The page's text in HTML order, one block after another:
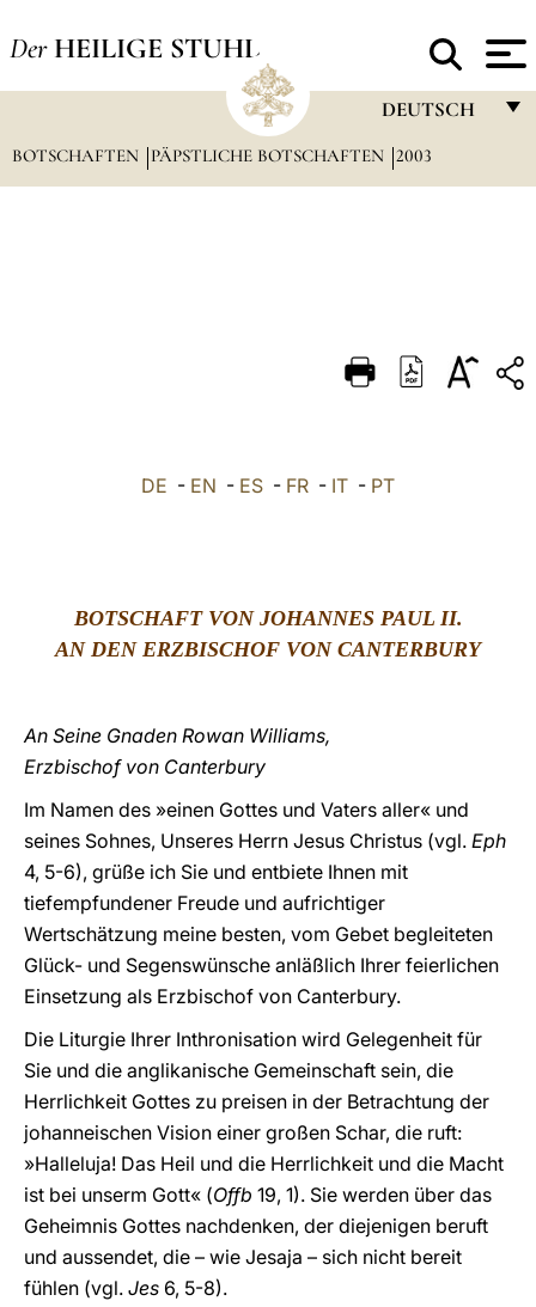
Der HEILIGE STUHL
DEUTSCH
FRANÇAIS
DEUTSCH
العربيّة
BOTSCHAFTEN PÄPSTLICHE BOTSCHAFTEN 2003
DE - EN - ES - FR - IT - PT
BOTSCHAFT VON JOHANNES PAUL II.
AN DEN ERZBISCHOF VON CANTERBURY
An Seine Gnaden Rowan Williams,
Erzbischof von Canterbury
Im Namen des »einen Gottes und Vaters aller« und
seines Sohnes, Unseres Herrn Jesus Christus (vgl. Eph
4, 5-6), grüße ich Sie und entbiete Ihnen mit
tiefempfundener Freude und aufrichtiger
Wertschätzung meine besten, vom Gebet begleiteten
Glück- und Segenswünsche anläßlich Ihrer feierlichen
Einsetzung als Erzbischof von Canterbury.
Die Liturgie Ihrer Inthronisation wird Gelegenheit für
Sie und die anglikanische Gemeinschaft sein, die
Herrlichkeit Gottes zu preisen in der Betrachtung der
johanneischen Vision einer großen Schar, die ruft:
»Halleluja! Das Heil und die Herrlichkeit und die Macht
ist bei unserm Gott« (Offb 19, 1). Sie werden über das
Geheimnis Gottes nachdenken, der diejenigen beruft
und aussendet, die – wie Jesaja – sich nicht bereit
fühlen (vgl. Jes 6, 5-8).